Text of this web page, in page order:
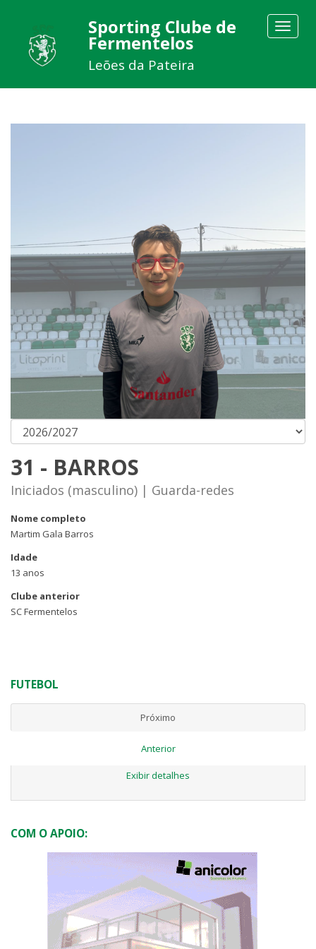
Toggle
Sporting Clube de
Fermentelos
Leões da Pateira
31 - BARROS
Iniciados (masculino) | Guarda-redes
Nome completo
Martim Gala Barros
Idade
13 anos
Clube anterior
SC Fermentelos
FUTEBOL
Próximo
Anterior
Exibir detalhes
COM O APOIO: